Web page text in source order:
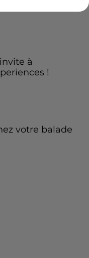
à
!
votre balade